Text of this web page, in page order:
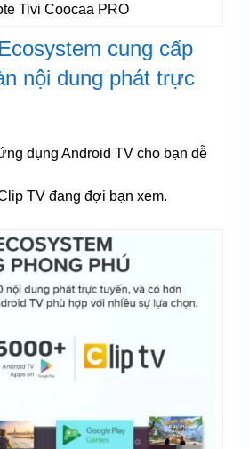
Tivi Coocaa PRO
cung cấp
nội dung phát trực
dụng Android TV cho bạn dễ
TV đang đợi bạn xem.